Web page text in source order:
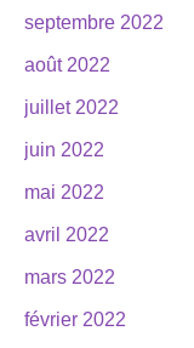
septembre 2022
août 2022
juillet 2022
juin 2022
mai 2022
avril 2022
mars 2022
février 2022